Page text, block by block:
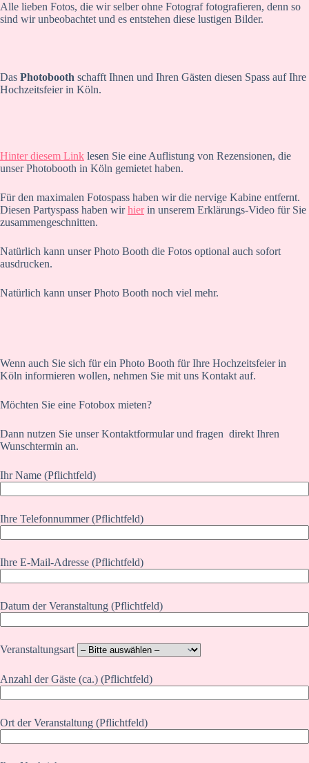
Alle lieben Fotos, die wir selber ohne Fotograf fotografieren, denn so
sind wir unbeobachtet und es entstehen diese lustigen Bilder.
Das Photobooth schafft Ihnen und Ihren Gästen diesen Spass auf Ihre
Hochzeitsfeier in Köln.
Hinter diesem Link lesen Sie eine Auflistung von Rezensionen, die
unser Photobooth in Köln gemietet haben.
Für den maximalen Fotospass haben wir die nervige Kabine entfernt.
Diesen Partyspass haben wirhierin unserem Erklärungs-Video für Sie
zusammengeschnitten.
Natürlich kann unser Photo Booth die Fotos optional auch sofort
ausdrucken.
Natürlich kann unser Photo Booth noch viel mehr.
Wenn auch Sie sich für ein Photo Booth für Ihre Hochzeitsfeier in
Köln informieren wollen, nehmen Sie mit uns Kontakt auf.
Möchten Sie eine Fotobox mieten?
Dann nutzen Sie unser Kontaktformular und fragen direkt Ihren
Wunschtermin an.
Ihr Name (Pflichtfeld)
Ihre Telefonnummer (Pflichtfeld)
Ihre E-Mail-Adresse (Pflichtfeld)
Datum der Veranstaltung (Pflichtfeld)
Veranstaltungsart
Anzahl der Gäste (ca.) (Pflichtfeld)
Ort der Veranstaltung (Pflichtfeld)